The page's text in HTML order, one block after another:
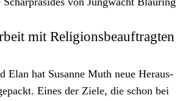
mit Religionsbeauftragten
Elan hat Susanne Muth neue Her­aus­
Eines der Ziele, die schon bei